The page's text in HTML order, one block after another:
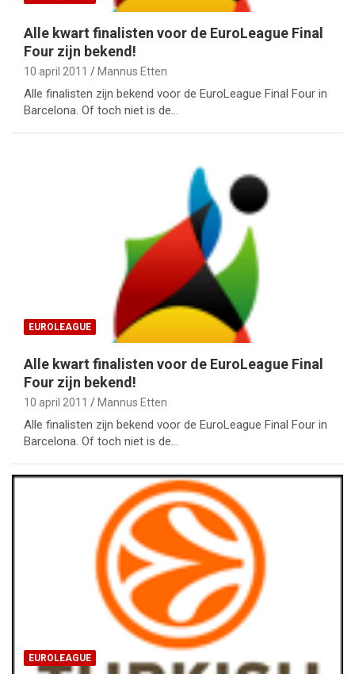
Alle kwart finalisten voor de EuroLeague Final
Four zijn bekend!
10 april 2011 Mannus Etten
Alle finalisten zijn bekend voor de EuroLeague Final Four in
Barcelona. Of toch niet is de…
EUROLEAGUE
Alle kwart finalisten voor de EuroLeague Final
Four zijn bekend!
10 april 2011 Mannus Etten
Alle finalisten zijn bekend voor de EuroLeague Final Four in
Barcelona. Of toch niet is de…
EUROLEAGUE